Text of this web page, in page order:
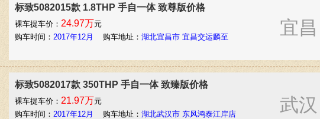
标致5082015款 1.8THP 手自一体 致尊版价格
裸车提车价： 24.97万元
购车时间： 2017年12月 购车地址： 湖北宜昌市 宜昌交运麟至 宜昌
标致5082017款 350THP 手自一体 致臻版价格
裸车提车价： 21.97万元
购车时间： 2017年12月 购车地址： 湖北武汉市 东风鸿泰江岸店 武汉